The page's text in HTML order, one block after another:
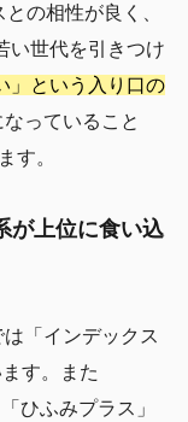
の相性が良く、
い世代を引きつけ
」という入り口の
っていること
す。
が上位に食い込
「インデックス
す。また
ひふみプラス」